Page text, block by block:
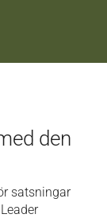
den
satsningar